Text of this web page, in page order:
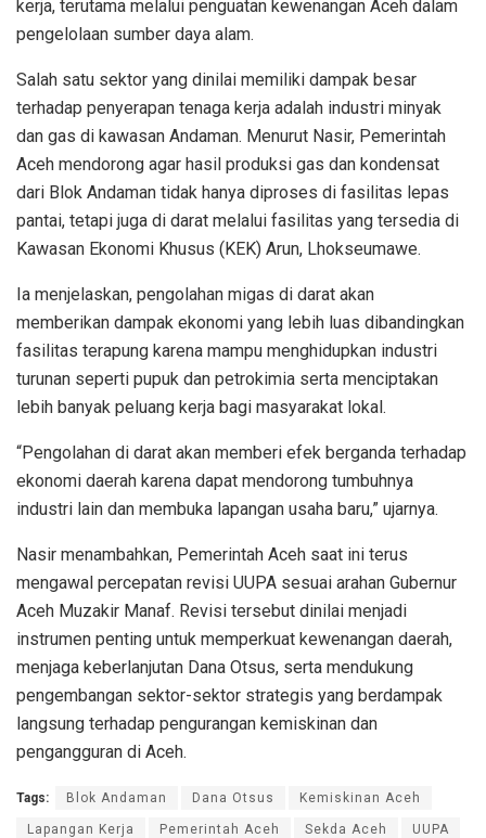
kerja, terutama melalui penguatan kewenangan Aceh dalam
pengelolaan sumber daya alam.
Salah satu sektor yang dinilai memiliki dampak besar
terhadap penyerapan tenaga kerja adalah industri minyak
dan gas di kawasan Andaman. Menurut Nasir, Pemerintah
Aceh mendorong agar hasil produksi gas dan kondensat
dari Blok Andaman tidak hanya diproses di fasilitas lepas
pantai, tetapi juga di darat melalui fasilitas yang tersedia di
Kawasan Ekonomi Khusus (KEK) Arun, Lhokseumawe.
Ia menjelaskan, pengolahan migas di darat akan
memberikan dampak ekonomi yang lebih luas dibandingkan
fasilitas terapung karena mampu menghidupkan industri
turunan seperti pupuk dan petrokimia serta menciptakan
lebih banyak peluang kerja bagi masyarakat lokal.
“Pengolahan di darat akan memberi efek berganda terhadap
ekonomi daerah karena dapat mendorong tumbuhnya
industri lain dan membuka lapangan usaha baru,” ujarnya.
Nasir menambahkan, Pemerintah Aceh saat ini terus
mengawal percepatan revisi UUPA sesuai arahan Gubernur
Aceh Muzakir Manaf. Revisi tersebut dinilai menjadi
instrumen penting untuk memperkuat kewenangan daerah,
menjaga keberlanjutan Dana Otsus, serta mendukung
pengembangan sektor-sektor strategis yang berdampak
langsung terhadap pengurangan kemiskinan dan
pengangguran di Aceh.
Tags: Blok Andaman Dana Otsus Kemiskinan Aceh
Lapangan Kerja Pemerintah Aceh Sekda Aceh UUPA